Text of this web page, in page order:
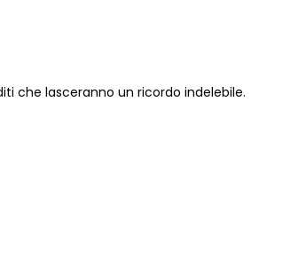
che lasceranno un ricordo indelebile.